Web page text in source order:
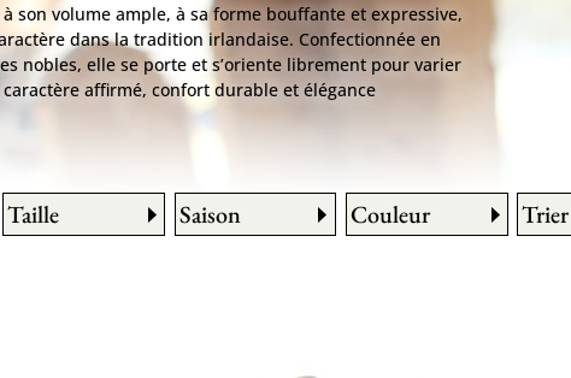
à son volume ample, à sa forme bouffante et expressive,
dans la tradition irlandaise. Confectionnée en
nobles, elle se porte et s’oriente librement pour varier
affirmé, confort durable et élégance
Taille Saison Couleur Trier